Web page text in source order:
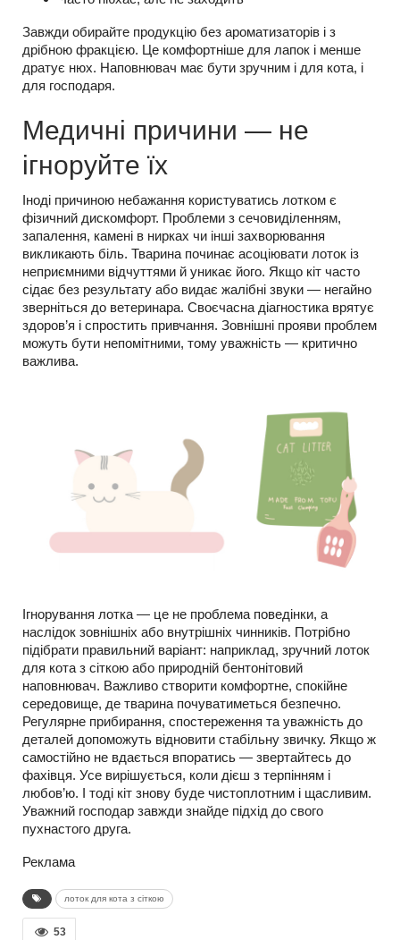
Завжди обирайте продукцію без ароматизаторів і з
дрібною фракцією. Це комфортніше для лапок і менше
дратує нюх. Наповнювач має бути зручним і для кота, і
для господаря.
Медичні причини — не
ігноруйте їх
Іноді причиною небажання користуватись лотком є
фізичний дискомфорт. Проблеми з сечовиділенням,
запалення, камені в нирках чи інші захворювання
викликають біль. Тварина починає асоціювати лоток із
неприємними відчуттями й уникає його. Якщо кіт часто
сідає без результату або видає жалібні звуки — негайно
зверніться до ветеринара. Своєчасна діагностика врятує
здоров’я і спростить привчання. Зовнішні прояви проблем
можуть бути непомітними, тому уважність — критично
важлива.
Ігнорування лотка — це не проблема поведінки, а
наслідок зовнішніх або внутрішніх чинників. Потрібно
підібрати правильний варіант: наприклад, зручний лоток
для кота з сіткою або природній бентонітовий
наповнювач. Важливо створити комфортне, спокійне
середовище, де тварина почуватиметься безпечно.
Регулярне прибирання, спостереження та уважність до
деталей допоможуть відновити стабільну звичку. Якщо ж
самостійно не вдається впоратись — звертайтесь до
фахівця. Усе вирішується, коли дієш з терпінням і
любов’ю. І тоді кіт знову буде чистоплотним і щасливим.
Уважний господар завжди знайде підхід до свого
пухнастого друга.
Реклама
лоток для кота з сіткою
53